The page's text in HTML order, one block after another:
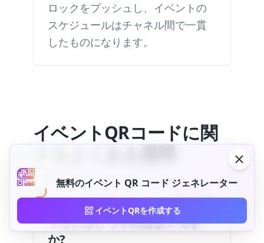
ロックをプッシュし、イベントの
スケジュールはチャネル間で一貫
したものになります。
イベントQRコードに関
イベント用の QR コードを作成
するにはどうすればよいです
か?
無料のイベント QR コード ジェネレーター
イベントQRを作成する